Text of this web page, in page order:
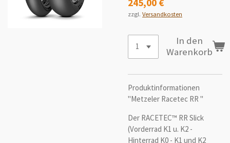
245,00 €
zzgl. Versandkosten
In den
Warenkorb
Produktinformationen
"Metzeler Racetec RR "
Der RACETEC™ RR Slick
(Vorderrad K1 u. K2 -
Hinterrad K0 - K1 und K2